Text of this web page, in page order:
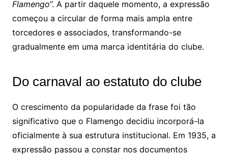
Flamengo”. A partir daquele momento, a expressão
começou a circular de forma mais ampla entre
torcedores e associados, transformando-se
gradualmente em uma marca identitária do clube.
Do carnaval ao estatuto do clube
O crescimento da popularidade da frase foi tão
significativo que o Flamengo decidiu incorporá-la
oficialmente à sua estrutura institucional. Em 1935, a
expressão passou a constar nos documentos